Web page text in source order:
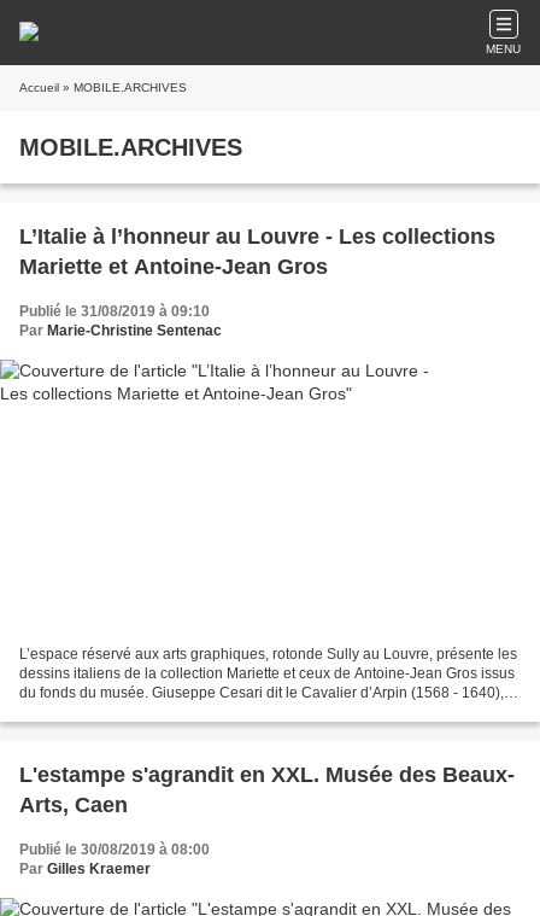
MENU
Accueil » MOBILE.ARCHIVES
MOBILE.ARCHIVES
L’Italie à l’honneur au Louvre - Les collections
Mariette et Antoine-Jean Gros
Publié le 31/08/2019 à 09:10
Par Marie-Christine Sentenac
L’espace réservé aux arts graphiques, rotonde Sully au Louvre, présente les
dessins italiens de la collection Mariette et ceux de Antoine-Jean Gros issus
du fonds du musée. Giuseppe Cesari dit le Cavalier d’Arpin (1568 - 1640),
L'estampe s'agrandit en XXL. Musée des Beaux-
Arts, Caen
Publié le 30/08/2019 à 08:00
Par Gilles Kraemer